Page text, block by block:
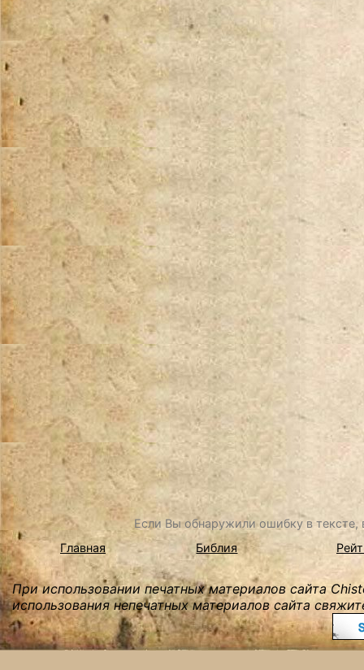
Если Вы обнаружили ошибку в
Главная
Библия
При использовании печатных материалов сайта
использования непечатных материалов сайта